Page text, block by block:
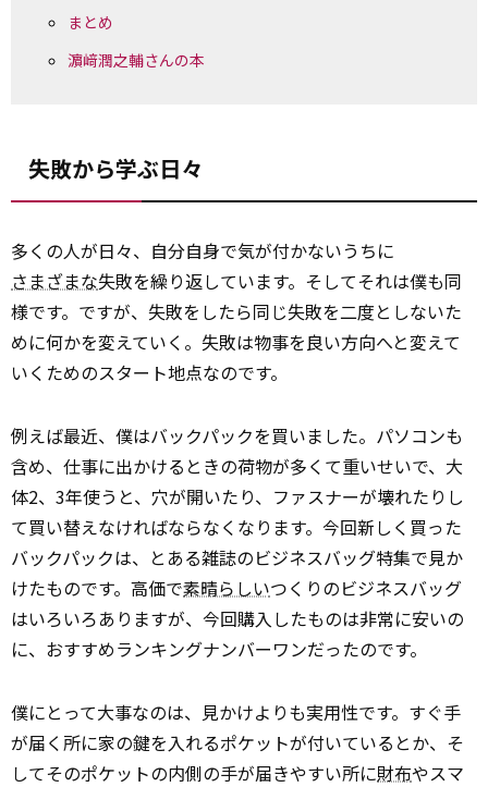
まとめ
濵﨑潤之輔さんの本
失敗から学ぶ日々
多くの人が日々、自分自身で気が付かないうちに
さまざまな失敗を繰り返しています。そしてそれは僕も同
様です。ですが、失敗をしたら同じ失敗を二度としないた
めに何かを変えていく。失敗は物事を良い方向へと変えて
いくためのスタート地点なのです。
例えば最近、僕はバックパックを買いました。パソコンも
含め、仕事に出かけるときの荷物が多くて重いせいで、大
体2、3年使うと、穴が開いたり、ファスナーが壊れたりし
て買い替えなければならなくなります。今回新しく買った
バックパックは、とある雑誌のビジネスバッグ特集で見か
けたものです。高価で素晴らしいつくりのビジネスバッグ
はいろいろありますが、今回購入したものは非常に安いの
に、おすすめランキングナンバーワンだったのです。
僕にとって大事なのは、見かけよりも実用性です。すぐ手
が届く所に家の鍵を入れるポケットが付いているとか、そ
してそのポケットの内側の手が届きやすい所に財布やスマ